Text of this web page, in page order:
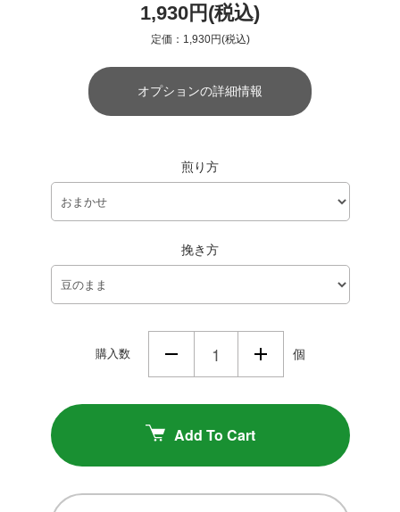
1,930円(税込)
定価：1,930円(税込)
オプションの詳細情報
煎り方
挽き方
購入数 個
Add To Cart